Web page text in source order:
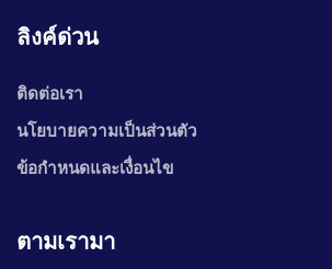
ลิงค์ด่วน
ติดต่อเรา
นโยบายความเป็นส่วนตัว
ข้อกำหนดและเงื่อนไข
ตามเรามา